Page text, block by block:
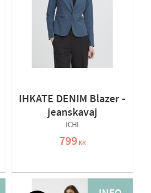
IHKATE DENIM Blazer -
jeanskavaj
ICHI
799KR